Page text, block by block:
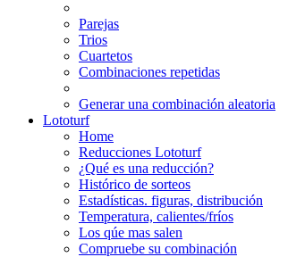
Parejas
Trios
Cuartetos
Combinaciones repetidas
Generar una combinación aleatoria
Lototurf
Home
Reducciones Lototurf
¿Qué es una reducción?
Histórico de sorteos
Estadísticas. figuras, distribución
Temperatura, calientes/fríos
Los qúe mas salen
Compruebe su combinación